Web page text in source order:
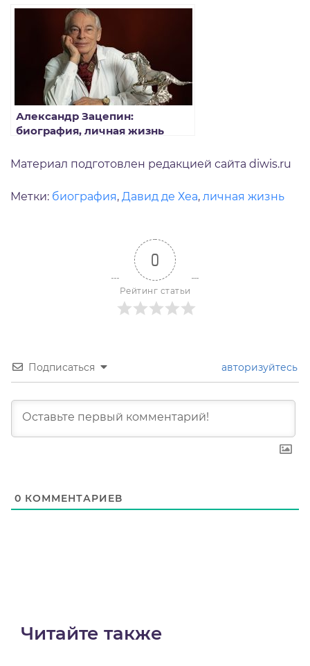
личная жизнь
Александр Зацепин:
биография, личная жизнь
Материал подготовлен редакцией сайта diwis.ru
Метки: биография, Давид де Хеа, личная жизнь
0
Рейтинг статьи
Подписаться авторизуйтесь
0 КОММЕНТАРИЕВ
Читайте также